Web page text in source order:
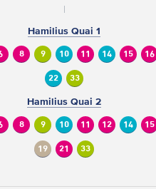
Hamilius Quai 1
8 9 10 11 14 15 16
22 33
Hamilius Quai 2
8 9 10 11 12 14 15
19 21 33